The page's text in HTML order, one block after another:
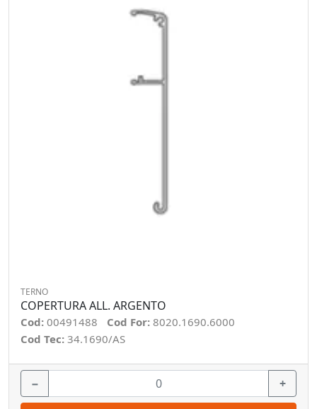
TERNO
COPERTURA ALL. ARGENTO
Cod: 00491488 Cod For: 8020.1690.6000
Cod Tec: 34.1690/AS
− +